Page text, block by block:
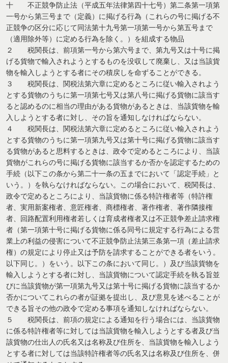
十 不正競争防止法（平成五年法律第四十七号）第二条第一項第
一号から第三号まで（定義）に掲げる行為（これらの号に掲げる不
正競争の区分に応じて同法第十九号第一項第一号から第五号まで
（適用除外等）に定める行為を除く。）を組成する物品
２ 税関長は、前項第一号から第六号まで、第九号又は十号に掲
げる貨物で輸入されようとするものを没収して廃棄し、又は当該貨
物を輸入しようとする者にその積戻しを命ずることができる。
３ 税関長は、関税法第六章に定めるところに従い輸入されよう
とする貨物のうちに第一項第七号又は第八号に掲げる貨物に該当す
ると認めるのに相当の理由がある貨物があるときは、当該貨物を輸
入しようとする者に対し、その旨を通知しなければならない。
４ 税関長は、関税法第六章に定めるところに従い輸入されよう
とする貨物のうちに第一項第九号又は第十号に掲げる貨物に該当す
る貨物があると思料するときは、政令で定めるところにより、当該
貨物がこれらの号に掲げる貨物に該当するか否かを認定するための
手続（以下この条から第二十一条の五までにおいて「認定手続」と
いう。）を執らなければならない。この場合において、税関長は、
政令で定めるところにより、当該貨物に係る特許権者等（特許権
者、実用新案権者、意匠権者、商標権者、著作権者、著作隣接権
者、回路配置利用権者若しくは育成者権者又は不正競争差止請求権
者（第一項第十号に掲げる貨物に係る同号に規定する行為による営
業上の利益の侵害について不正競争防止法第三条第一項（差止請求
権）の規定により停止又は予防を請求することができる者をいう。
以下同じ。）をいう。以下この条において同じ。）及び当該貨物を
輸入しようとする者に対し、当該貨物について認定手続を執る旨並
びに当該貨物が第一項第九号又は第十号に掲げる貨物に該当するか
否かについてこれらの者が証拠を提出し、及び意見を述べることが
できる旨その他の政令で定める事項を通知しなければならない。
５ 税関長は、前項の規定による通知を行う場合には、当該貨物
に係る特許権者等に対しては当該貨物を輸入しようとする者及び当
該貨物の仕出人の氏名又は名称及び住所を、当該貨物を輸入しよう
とする者に対しては当該特許権者等の氏名又は名称及び住所を、併